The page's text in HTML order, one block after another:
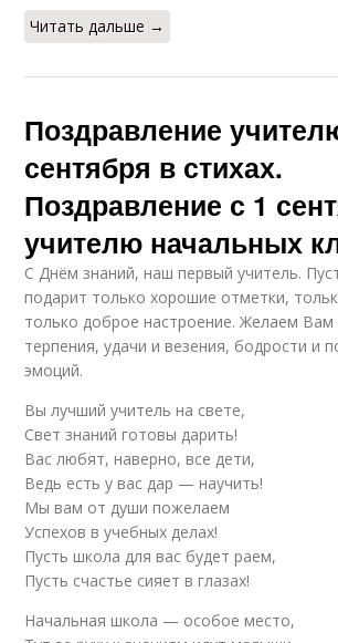
Читать дальше →
Поздравление
сентября в стихах.
Поздравление с 1
учителю начальных
С Днём знаний, наш первый учитель.
подарит только хорошие отметки,
только доброе настроение. Желаем Вам
терпения, удачи и везения, бодрости и
эмоций.
Вы лучший учитель на свете,
Свет знаний готовы дарить!
Вас любят, наверно, все дети,
Ведь есть у вас дар — научить!
Мы вам от души пожелаем
Успехов в учебных делах!
Пусть школа для вас будет раем,
Пусть счастье сияет в глазах!
Начальная школа — особое место,